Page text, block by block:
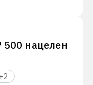
нацелен
2